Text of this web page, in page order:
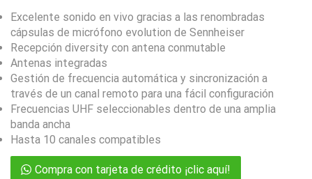
Excelente sonido en vivo gracias a las renombradas
cápsulas de micrófono evolution de Sennheiser
Recepción diversity con antena conmutable
Antenas integradas
Gestión de frecuencia automática y sincronización a
través de un canal remoto para una fácil configuración
Frecuencias UHF seleccionables dentro de una amplia
banda ancha
Hasta 10 canales compatibles
Compra con tarjeta de crédito ¡clic aquí!